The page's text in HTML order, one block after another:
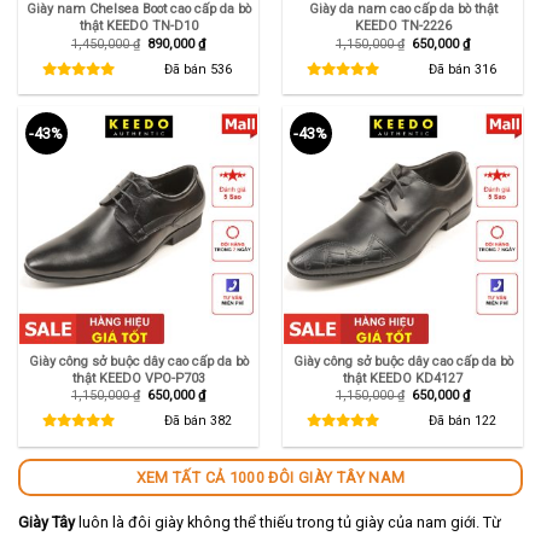
Giày nam Chelsea Boot cao cấp da bò
thật KEEDO TN-D10
1,450,000₫ Giá
1,450,000 ₫.
890,000₫Giá
hiện
tại
là:
Đã bán 536
Giày da nam cao cấp da bò thật
KEEDO TN-2226
1,150,000₫ Giá
1,150,000 ₫.
650,000₫Giá
hiện
tại
là:
Đã bán 316
-43%
Giày công sở buộc dây cao cấp da bò
thật KEEDO VPO-P703
1,150,000₫ Giá
650,000₫Giá
hiện
tại
Đã bán 382
-43%
Giày công sở buộc dây cao cấp da bò
thật KEEDO KD4127
1,150,000₫ Giá
650,000₫Giá
hiện
tại
Đã bán 122
XEM TẤT CẢ 1000 ĐÔI GIÀY TÂY NAM
Giày Tâyluôn là đôi giày không thể thiếu trong tủ giày của nam giới. Từ